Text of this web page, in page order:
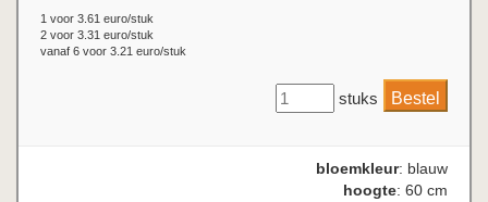
1 voor 3.61 euro/stuk
2 voor 3.31 euro/stuk
vanaf 6 voor 3.21 euro/stuk
stuks
bloemkleur: blauw
hoogte: 60 cm